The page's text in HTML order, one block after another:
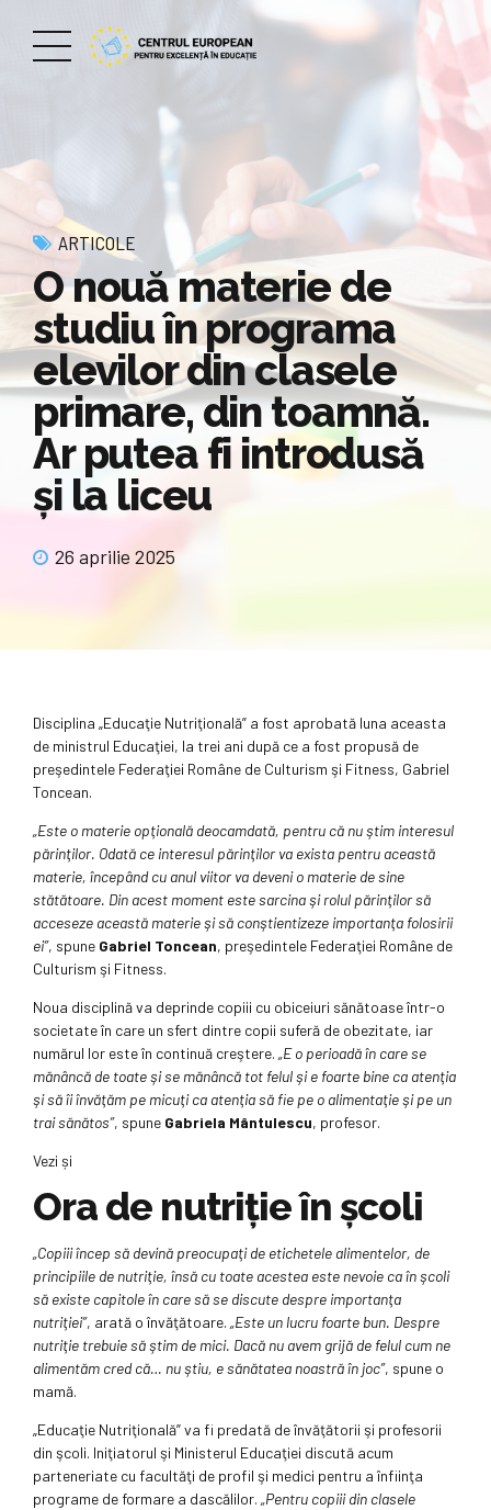
ARTICOLE
O nouă materie de
studiu în programa
elevilor din clasele
primare, din toamnă.
Ar putea fi introdusă
şi la liceu
26 aprilie 2025
Disciplina „Educaţie Nutriţională” a fost aprobată luna aceasta
de ministrul Educaţiei, la trei ani după ce a fost propusă de
preşedintele Federaţiei Române de Culturism şi Fitness, Gabriel
Toncean.
„Este o materie opţională deocamdată, pentru că nu ştim interesul
părinţilor. Odată ce interesul părinţilor va exista pentru această
materie, începând cu anul viitor va deveni o materie de sine
stătătoare. Din acest moment este sarcina şi rolul părinţilor să
acceseze această materie şi să conştientizeze importanţa folosirii
ei”, spune Gabriel Toncean, preşedintele Federaţiei Române de
Culturism şi Fitness.
Noua disciplină va deprinde copiii cu obiceiuri sănătoase într-o
societate în care un sfert dintre copii suferă de obezitate, iar
numărul lor este în continuă creştere. „E o perioadă în care se
mănâncă de toate şi se mănâncă tot felul şi e foarte bine ca atenţia
şi să îi învăţăm pe micuţi ca atenţia să fie pe o alimentaţie şi pe un
trai sănătos”, spune Gabriela Mântulescu, profesor.
Vezi și
Ora de nutriţie în şcoli
„Copiii încep să devină preocupaţi de etichetele alimentelor, de
principiile de nutriţie, însă cu toate acestea este nevoie ca în şcoli
să existe capitole în care să se discute despre importanţa
nutriţiei”, arată o învăţătoare. „Este un lucru foarte bun. Despre
nutriţie trebuie să ştim de mici. Dacă nu avem grijă de felul cum ne
alimentăm cred că… nu ştiu, e sănătatea noastră în joc”, spune o
mamă.
„Educaţie Nutriţională” va fi predată de învăţătorii şi profesorii
din şcoli. Iniţiatorul şi Ministerul Educaţiei discută acum
parteneriate cu facultăţi de profil şi medici pentru a înfiinţa
programe de formare a dascălilor. „Pentru copiii din clasele